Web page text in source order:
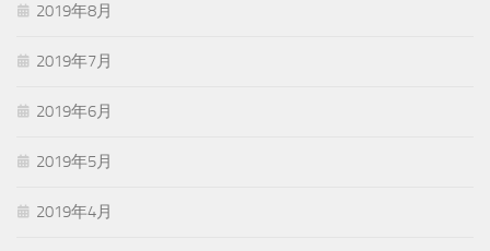
2019年8月
2019年7月
2019年6月
2019年5月
2019年4月